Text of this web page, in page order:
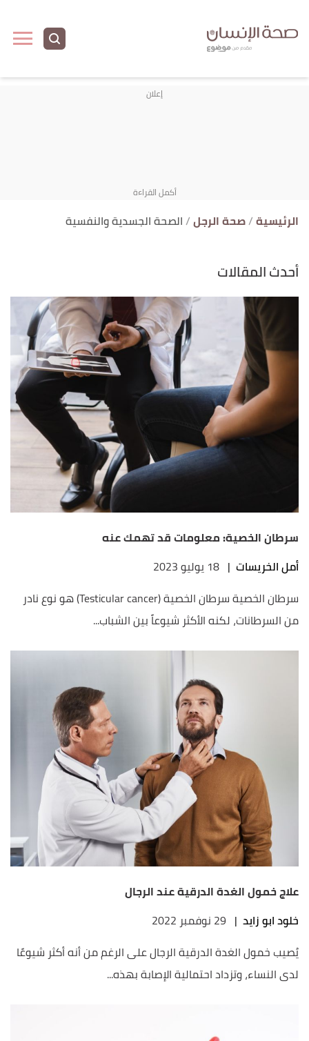
الرئيسية صحة الرجل الصحة الجسدية والنفسية
أحدث المقالات
سرطان الخصية: معلومات قد تهمك عنه
أمل الخريسات | 18 يوليو 2023
سرطان الخصية سرطان الخصية (Testicular cancer) هو نوع نادر
من السرطانات، لكنه الأكثر شيوعاً بين الشباب...
علاج خمول الغدة الدرقية عند الرجال
خلود ابو زايد | 29 نوفمبر 2022
يُصيب خمول الغدة الدرقية الرجال على الرغم من أنه أكثر شيوعًا
لدى النساء، وتزداد احتمالية الإصابة بهذه...